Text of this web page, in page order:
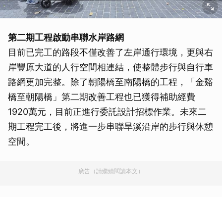
第二期工程啟動串聯水岸路網
目前已完工的路段不僅改善了左岸通行環境，更與右
岸豐原大道的人行空間相連結，使整體步行與自行車
路網更加完整。除了朝陽橋至南陽橋的工程，「金谿
橋至朝陽橋」第二期改善工程也已獲得補助經費
1920萬元，目前正進行委託設計招標作業。未來二
期工程完工後，將進一步串聯旱溪沿岸的步行與休憩
空間。
廣告（請繼續閱讀本文）